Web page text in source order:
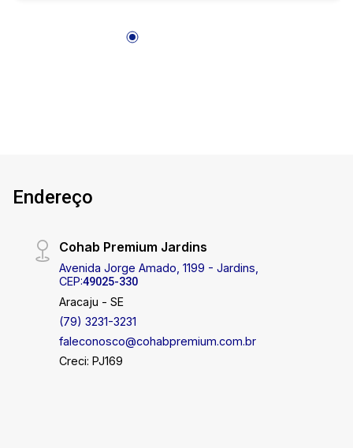
Endereço
Cohab Premium Jardins
Avenida Jorge Amado, 1199 - Jardins,
CEP:49025-330
Aracaju - SE
(79) 3231-3231
faleconosco@cohabpremium.com.br
Creci: PJ169